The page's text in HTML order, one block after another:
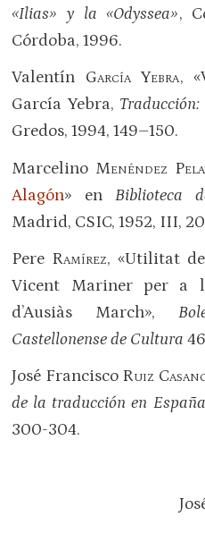
«Ilias» y la «Odyssea»,
Córdoba, 1996.
Valentín García Yebra,
García Yebra,
Gredos, 1994, 149–150.
Marcelino Menéndez
Alagón» en Biblioteca
Madrid, CSIC, 1952, III,
Pere Ramírez, «Utilitat
Vicent Mariner per a
d’Ausiàs March»,
Castellonense de Cultura
José Francisco Ruiz
de la traducción en España
300-304.